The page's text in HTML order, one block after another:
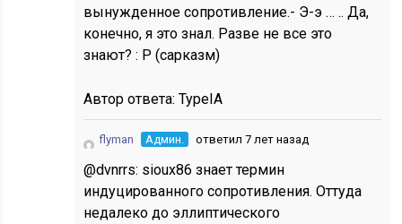
вынужденное сопротивление.- Э-э … .. Да,
конечно, я это знал. Разве не все это
знают? : P (сарказм)
Автор ответа:TypeIA
flyman Админ. ответил 7 лет назад
@dvnrrs: sioux86 знает термин
индуцированного сопротивления. Оттуда
недалеко до эллиптического